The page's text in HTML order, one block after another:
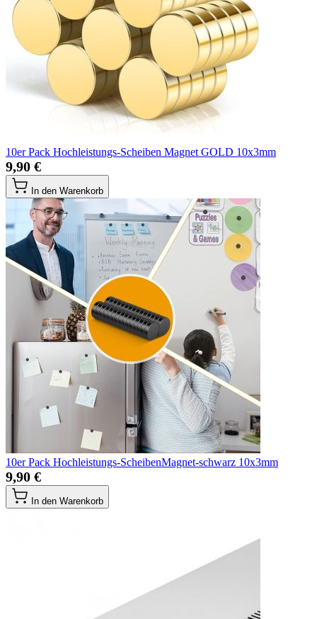
10er Pack Hochleistungs-Scheiben Magnet GOLD 10x3mm
9,90 €
In den Warenkorb
10er Pack Hochleistungs-ScheibenMagnet-schwarz 10x3mm
9,90 €
In den Warenkorb